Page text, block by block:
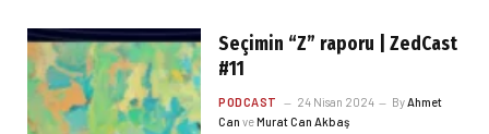
Seçimin “Z” raporu | ZedCast
#11
PODCAST 24 Nisan 2024 ByAhmet
Can veMurat Can Akbaş